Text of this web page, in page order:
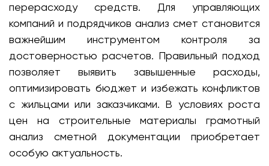
перерасходу средств. Для управляющих
компаний и подрядчиков анализ смет становится
важнейшим инструментом контроля за
достоверностью расчетов. Правильный подход
позволяет выявить завышенные расходы,
оптимизировать бюджет и избежать конфликтов
с жильцами или заказчиками. В условиях роста
цен на строительные материалы грамотный
анализ сметной документации приобретает
особую актуальность.